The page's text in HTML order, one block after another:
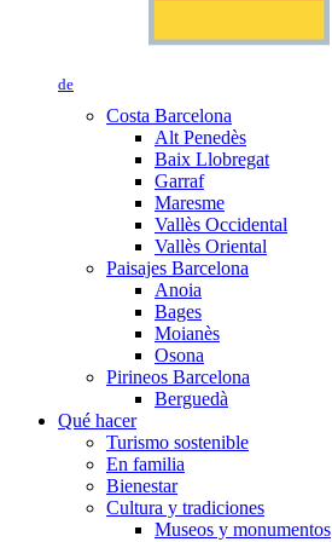
de
Costa Barcelona
Alt Penedès
Baix Llobregat
Garraf
Maresme
Vallès Occidental
Vallès Oriental
Paisajes Barcelona
Anoia
Bages
Moianès
Osona
Pirineos Barcelona
Berguedà
Qué hacer
Turismo sostenible
En familia
Bienestar
Cultura y tradiciones
Museos y monumentos